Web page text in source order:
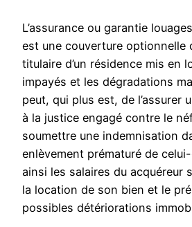
L’assurance ou garantie
est une couverture optionnelle
titulaire d’un résidence mis en
impayés et les dégradations
peut, qui plus est, de l’assurer
à la justice engagé contre le
soumettre une indemnisation
enlèvement prématuré de
ainsi les salaires du acquéreur
la location de son bien et le
possibles détériorations